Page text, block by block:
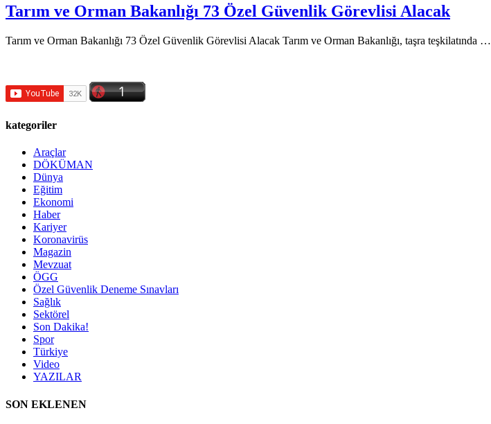
Tarım ve Orman Bakanlığı 73 Özel Güvenlik Görevlisi Alacak
Tarım ve Orman Bakanlığı 73 Özel Güvenlik Görevlisi Alacak Tarım ve Orman Bakanlığı, taşra teşkilatında …
kategoriler
Araçlar
DÖKÜMAN
Dünya
Eğitim
Ekonomi
Haber
Kariyer
Koronavirüs
Magazin
Mevzuat
ÖGG
Özel Güvenlik Deneme Sınavları
Sağlık
Sektörel
Son Dakika!
Spor
Türkiye
Video
YAZILAR
SON EKLENEN